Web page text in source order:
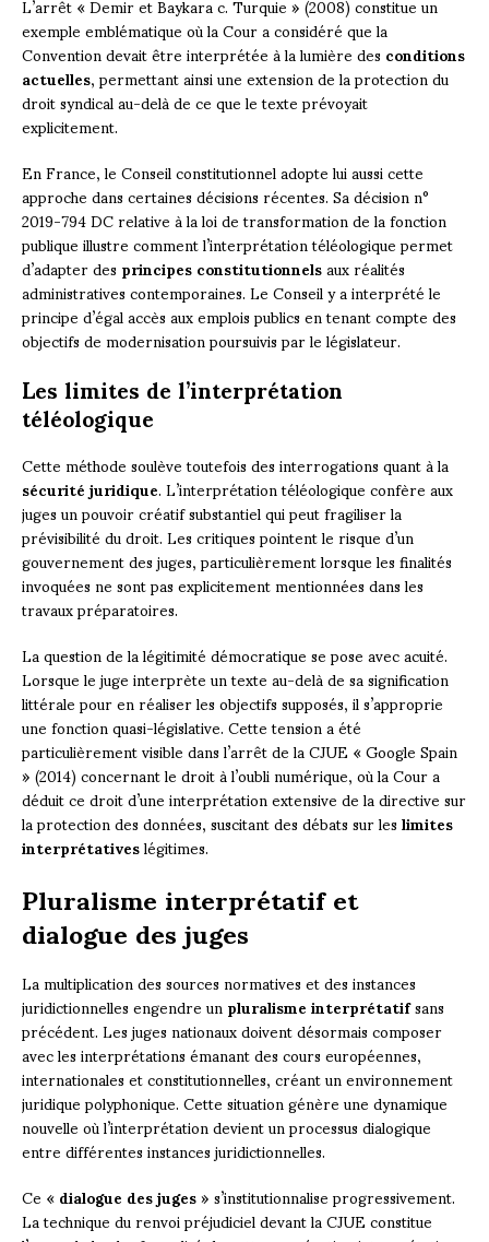
exemple emblématique où la Cour a considéré que la
Convention devait être interprétée à la lumière desconditions
actuelles, permettant ainsi une extension de la protection du
droit syndical au-delà de ce que le texte prévoyait
explicitement.
En France, le Conseil constitutionnel adopte lui aussi cette
approche dans certaines décisions récentes. Sa décision n°
2019-794 DC relative à la loi de transformation de la fonction
publique illustre comment l’interprétation téléologique permet
d’adapter desprincipes constitutionnelsaux réalités
administratives contemporaines. Le Conseil y a interprété le
principe d’égal accès aux emplois publics en tenant compte des
objectifs de modernisation poursuivis par le législateur.
Les limites de l’interprétation
téléologique
Cette méthode soulève toutefois des interrogations quant à la
sécurité juridique. L’interprétation téléologique confère aux
juges un pouvoir créatif substantiel qui peut fragiliser la
prévisibilité du droit. Les critiques pointent le risque d’un
gouvernement des juges, particulièrement lorsque les finalités
invoquées ne sont pas explicitement mentionnées dans les
travaux préparatoires.
La question de la légitimité démocratique se pose avec acuité.
Lorsque le juge interprète un texte au-delà de sa signification
littérale pour en réaliser les objectifs supposés, il s’approprie
une fonction quasi-législative. Cette tension a été
particulièrement visible dans l’arrêt de la CJUE « Google Spain
» (2014) concernant le droit à l’oubli numérique, où la Cour a
déduit ce droit d’une interprétation extensive de la directive sur
la protection des données, suscitant des débats sur leslimites
interprétativeslégitimes.
Pluralisme interprétatif et
dialogue des juges
La multiplication des sources normatives et des instances
juridictionnelles engendre unpluralisme interprétatifsans
précédent. Les juges nationaux doivent désormais composer
avec les interprétations émanant des cours européennes,
internationales et constitutionnelles, créant un environnement
juridique polyphonique. Cette situation génère une dynamique
nouvelle où l’interprétation devient un processus dialogique
entre différentes instances juridictionnelles.
Ce «dialogue des juges» s’institutionnalise progressivement.
La technique du renvoi préjudiciel devant la CJUE constitue